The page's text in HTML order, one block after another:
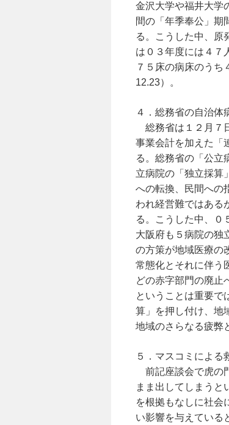
金沢大学や福井大学
間の「年季奉公」期
る。こうした中、原
は０３年度には４７
７５床の病床のうち
12.23）。
４．総務省の自治体
総務省は１２月７
事業会計を加えた「
る。総務省の「公立
立病院の「独立採算
への転換、民間への
われ経営難ではある
る。こうした中、０
大阪府も５病院の独
の方策が地域医療の
常態化とそれに伴う
どの赤字部門の廃止
ということは重要で
算」を押し付け、地
地域のさらなる疲弊
５．マスコミによる
前記座談会で虎の
まま出してしまうと
を根拠もなしに社会
い影響を与えている